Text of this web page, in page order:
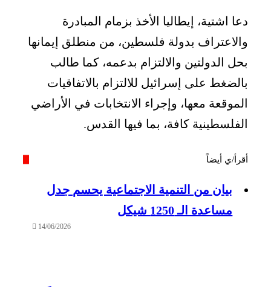
دعا اشتية، إيطاليا الأخذ بزمام المبادرة
والاعتراف بدولة فلسطين، من منطلق إيمانها
بحل الدولتين والالتزام بدعمه، كما طالب
بالضغط على إسرائيل للالتزام بالاتفاقيات
الموقعة معها، وإجراء الانتخابات في الأراضي
الفلسطينية كافة، بما فيها القدس.
أقرأ/ي أيضاً
بيان من التنمية الاجتماعية يحسم جدل
مساعدة الـ 1250 شيكل
14/06/2026